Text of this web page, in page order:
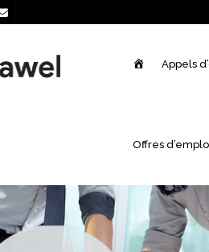
Acceuil
Appels
Offres